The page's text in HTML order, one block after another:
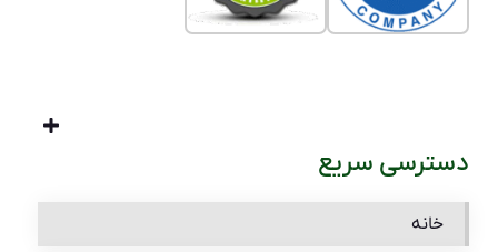
دسترسی سریع
خانه